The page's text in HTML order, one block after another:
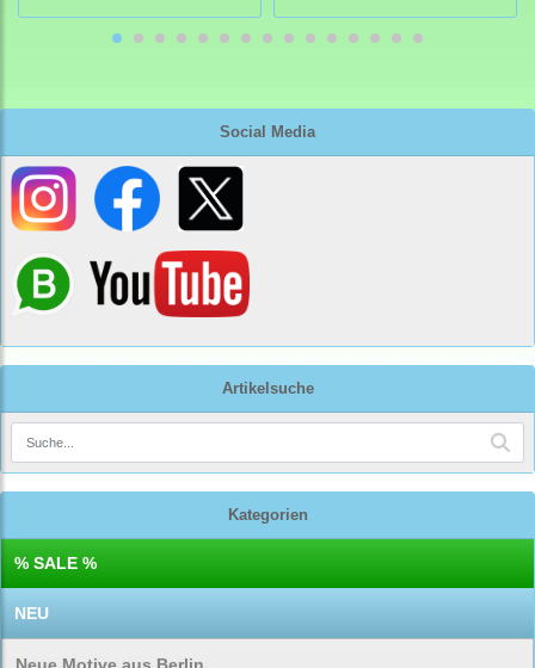
Social Media
Artikelsuche
Kategorien
% SALE %
NEU